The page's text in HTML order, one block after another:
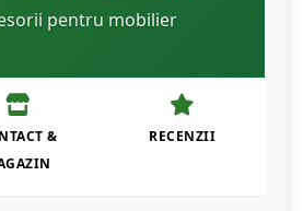
pentru mobilier
&
RECENZII